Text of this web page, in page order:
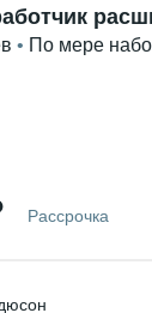
• По мере
Рассрочка